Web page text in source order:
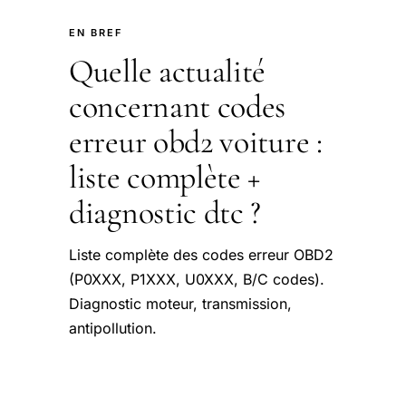
EN BREF
Quelle actualité
concernant codes
erreur obd2 voiture :
liste complète +
diagnostic dtc ?
Liste complète des codes erreur OBD2
(P0XXX, P1XXX, U0XXX, B/C codes).
Diagnostic moteur, transmission,
antipollution.